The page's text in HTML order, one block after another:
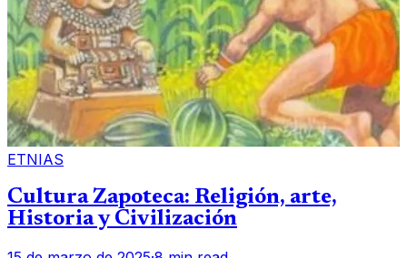
ETNIAS
Cultura Zapoteca: Religión, arte,
Historia y Civilización